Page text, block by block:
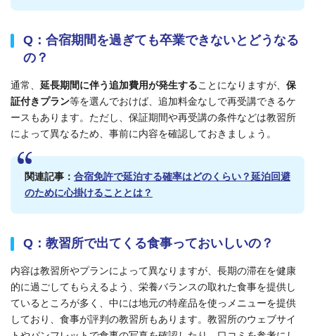
Q： 合宿期間を過ぎても卒業できないとどうなる
の？
通常、 延長期間に伴う追加費用が発生することになりますが、 保
証付きプラン等を選んでおけば、追加料金なしで再受講できるケ
ースもあります。ただし、保証期間や再受講の条件などは教習所
によって異なるため、事前に内容を確認しておきましょう。
関連記事： 合宿免許で延泊する確率はどのくらい？延泊回避
のために心掛けることとは？
Q： 教習所で出てくる食事っておいしいの？
内容は教習所やプランによって異なりますが、長期の滞在を健康
的に過ごしてもらえるよう、栄養バランスの取れた食事を提供し
ているところが多く、中には地元の特産品を使っメニューを提供
しており、食事が評判の教習所もあります。教習所のウェブサイ